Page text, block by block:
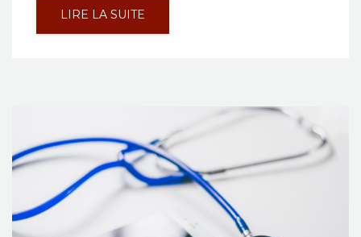
LIRE LA SUITE